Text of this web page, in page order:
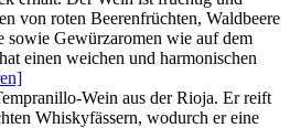
von roten Beerenfrüchten, Waldbeere
sowie Gewürzaromen wie auf dem
einen weichen und harmonischen
Wein aus der Rioja. Er reift
Whiskyfässern, wodurch er eine